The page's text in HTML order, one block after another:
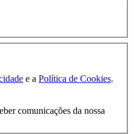
e a Política de Cookies.
comunicações da nossa